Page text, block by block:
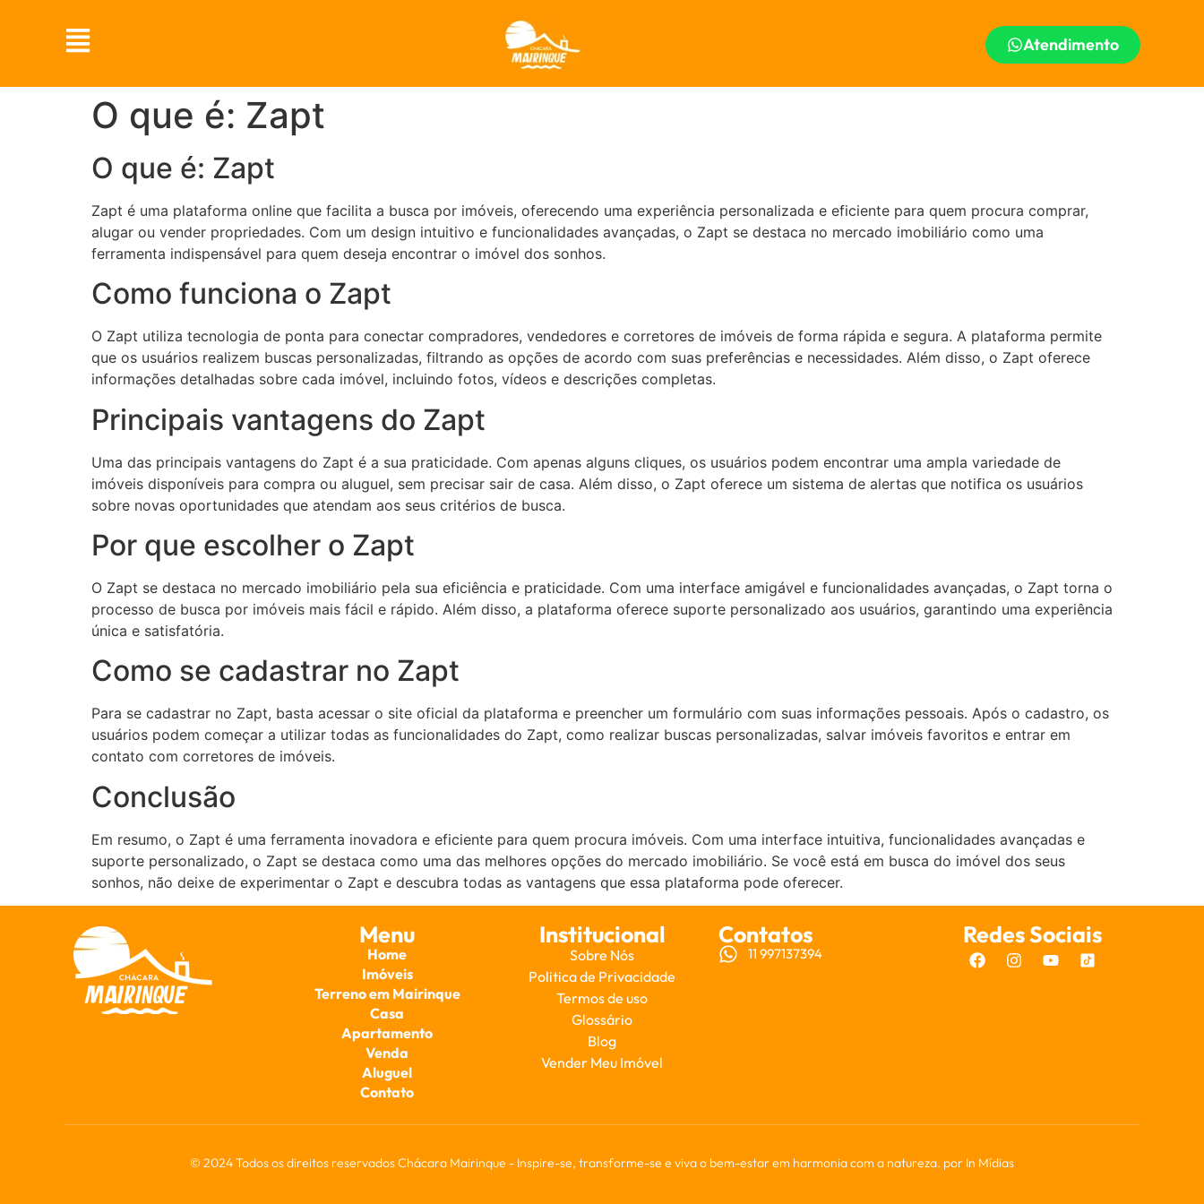
Atendimento
O que é: Zapt
O que é: Zapt
Zapt é uma plataforma online que facilita a busca por imóveis, oferecendo uma experiência personalizada e eficiente para quem procura comprar,
alugar ou vender propriedades. Com um design intuitivo e funcionalidades avançadas, o Zapt se destaca no mercado imobiliário como uma
ferramenta indispensável para quem deseja encontrar o imóvel dos sonhos.
Como funciona o Zapt
O Zapt utiliza tecnologia de ponta para conectar compradores, vendedores e corretores de imóveis de forma rápida e segura. A plataforma permite
que os usuários realizem buscas personalizadas, filtrando as opções de acordo com suas preferências e necessidades. Além disso, o Zapt oferece
informações detalhadas sobre cada imóvel, incluindo fotos, vídeos e descrições completas.
Principais vantagens do Zapt
Uma das principais vantagens do Zapt é a sua praticidade. Com apenas alguns cliques, os usuários podem encontrar uma ampla variedade de
imóveis disponíveis para compra ou aluguel, sem precisar sair de casa. Além disso, o Zapt oferece um sistema de alertas que notifica os usuários
sobre novas oportunidades que atendam aos seus critérios de busca.
Por que escolher o Zapt
O Zapt se destaca no mercado imobiliário pela sua eficiência e praticidade. Com uma interface amigável e funcionalidades avançadas, o Zapt torna o
processo de busca por imóveis mais fácil e rápido. Além disso, a plataforma oferece suporte personalizado aos usuários, garantindo uma experiência
única e satisfatória.
Como se cadastrar no Zapt
Para se cadastrar no Zapt, basta acessar o site oficial da plataforma e preencher um formulário com suas informações pessoais. Após o cadastro, os
usuários podem começar a utilizar todas as funcionalidades do Zapt, como realizar buscas personalizadas, salvar imóveis favoritos e entrar em
contato com corretores de imóveis.
Conclusão
Em resumo, o Zapt é uma ferramenta inovadora e eficiente para quem procura imóveis. Com uma interface intuitiva, funcionalidades avançadas e
suporte personalizado, o Zapt se destaca como uma das melhores opções do mercado imobiliário. Se você está em busca do imóvel dos seus
sonhos, não deixe de experimentar o Zapt e descubra todas as vantagens que essa plataforma pode oferecer.
Menu
Home
Imóveis
Terreno em Mairinque
Casa
Apartamento
Venda
Aluguel
Contato
Institucional
Sobre Nós
Politica de Privacidade
Termos de uso
Glossário
Blog
Vender Meu Imóvel
Contatos
11 997137394
Redes Sociais
© 2024 Todos os direitos reservados Chácara Mairinque - Inspire-se, transforme-se e viva o bem-estar em harmonia com a natureza. por In Mídias